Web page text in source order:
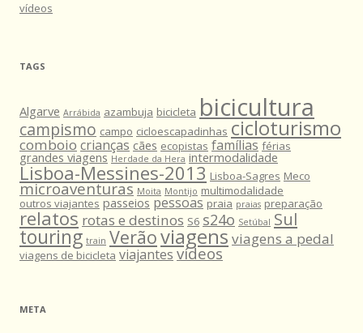
vídeos
TAGS
Algarve Arrábida azambuja bicicleta bicicultura
campismo campo cicloescapadinhas cicloturismo
comboio crianças cães ecopistas famílias férias
grandes viagens Herdade da Hera intermodalidade
Lisboa-Messines-2013 Lisboa-Sagres Meco
microaventuras Moita Montijo multimodalidade
outros viajantes passeios pessoas praia praias preparação
relatos rotas e destinos S6 s24o Setúbal Sul
touring train Verãoviagens viagens a pedal
viagens de bicicleta viajantes vídeos
META